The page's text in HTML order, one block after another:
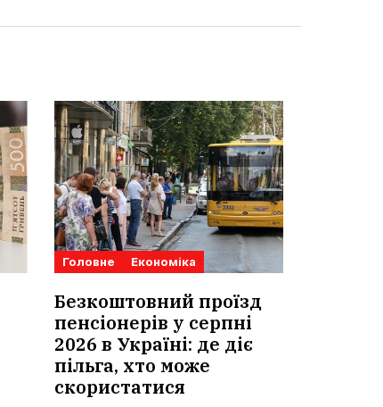
Головне Економіка
Безкоштовний проїзд
пенсіонерів у серпні
2026 в Україні: де діє
пільга, хто може
скористатися